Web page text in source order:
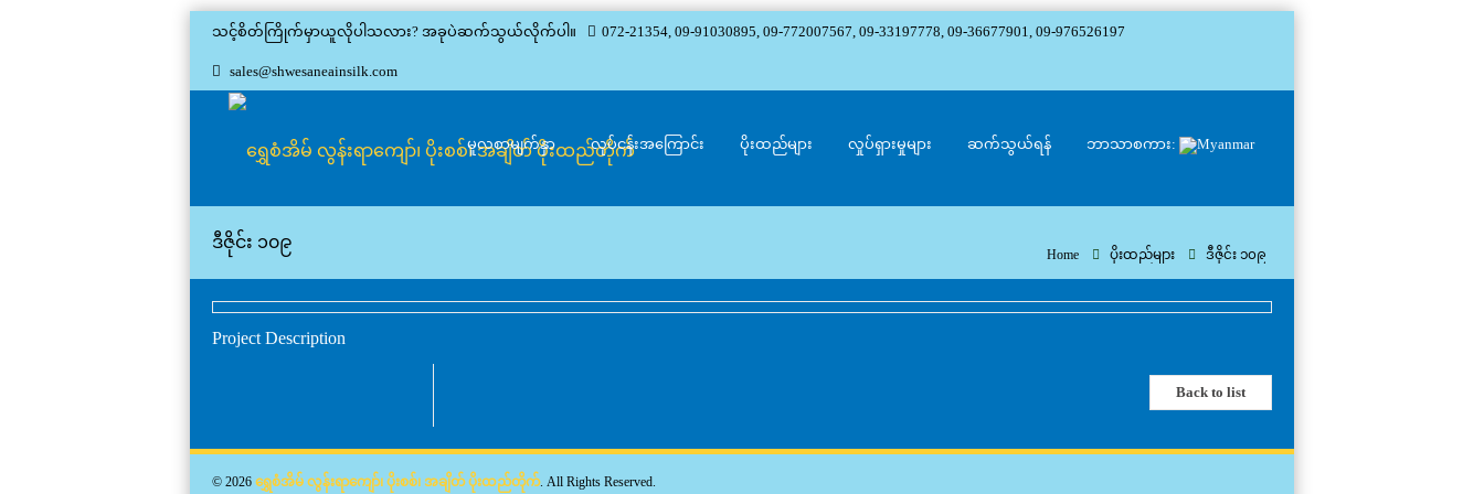
သင့်စိတ်ကြိုက်မှာယူလိုပါသလား? အခုပဲဆက်သွယ်လိုက်ပါ။ 072-21354, 09-91030895, 09-772007567, 09-33197778, 09-36677901, 09-976526197
sales@shwesaneainsilk.com
မူလစာမျက်နှာ လုပ်ငန်းအကြောင်း ပိုးထည်များ လှုပ်ရှားမှုများ ဆက်သွယ်ရန် ဘာသာစကား:
ဒီဇိုင်း ၁၀၉
Home ပိုးထည်များ ဒီဇိုင်း ၁၀၉
Project Description
Back to list
© 2026 ရွှေစံအိမ် လွန်းရာကျော်၊ ပိုးစစ်၊ အချိတ် ပိုးထည်တိုက်. All Rights Reserved.